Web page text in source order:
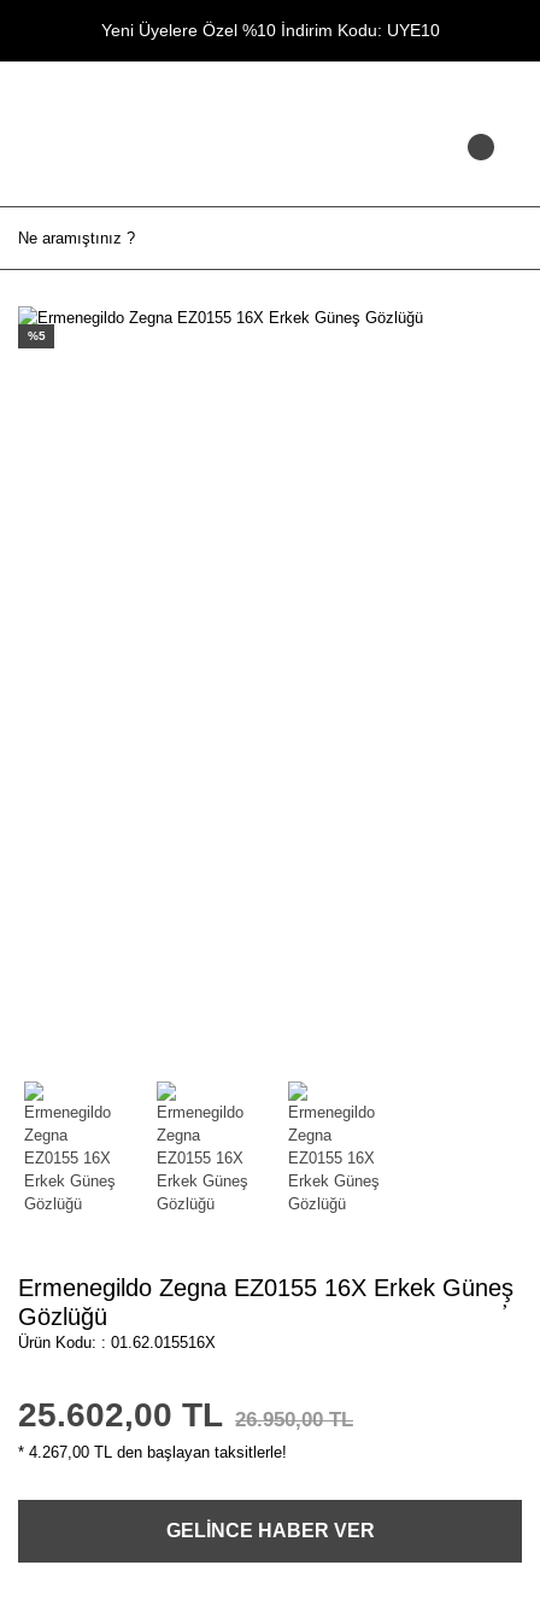
Yeni Üyelere Özel %10 İndirim Kodu: UYE10
%5
Ermenegildo Zegna EZ0155 16X Erkek Güneş
Gözlüğü
Ürün Kodu: : 01.62.015516X
25.602,00 TL 26.950,00 TL
* 4.267,00 TL den başlayan taksitlerle!
GELİNCE HABER VER